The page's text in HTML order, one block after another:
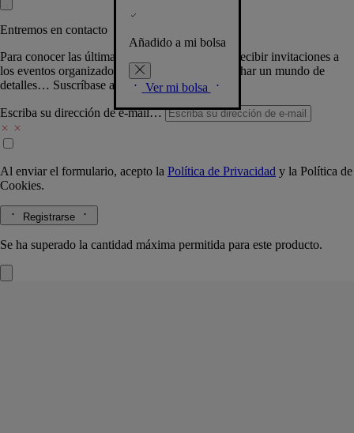
Añadido a mi bolsa
Ver mi bolsa
Entremos en contacto
Para conocer las últimas creaciones de la Casa, recibir invitaciones a
los eventos organizados por Diptyque y aprovechar un mundo de
detalles… Suscríbase a nuestra newsletter.
Escriba su dirección de e-mail…
Al enviar el formulario, acepto la Política de Privacidad y la Política de
Cookies.
Registrarse
Se ha superado la cantidad máxima permitida para este producto.